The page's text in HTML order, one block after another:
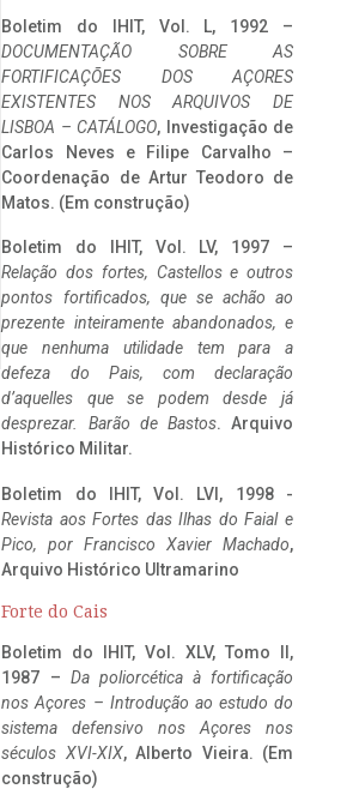
Boletim do IHIT, Vol. L, 1992 –
DOCUMENTAÇÃO SOBRE AS
FORTIFICAÇÕES DOS AÇORES
EXISTENTES NOS ARQUIVOS DE
LISBOA – CATÁLOGO, Investigação de
Carlos Neves e Filipe Carvalho –
Coordenação de Artur Teodoro de
Matos. (Em construção)
Boletim do IHIT, Vol. LV, 1997 –
Relação dos fortes, Castellos e outros
pontos fortificados, que se achão ao
prezente inteiramente abandonados, e
que nenhuma utilidade tem para a
defeza do Pais, com declaração
d’aquelles que se podem desde já
desprezar. Barão de Bastos. Arquivo
Histórico Militar.
Boletim do IHIT, Vol. LVI, 1998 -
Revista aos Fortes das Ilhas do Faial e
Pico, por Francisco Xavier Machado,
Arquivo Histórico Ultramarino
Forte do Cais
Boletim do IHIT, Vol. XLV, Tomo II,
1987 – Da poliorcética à fortificação
nos Açores – Introdução ao estudo do
sistema defensivo nos Açores nos
séculos XVI-XIX, Alberto Vieira. (Em
construção)